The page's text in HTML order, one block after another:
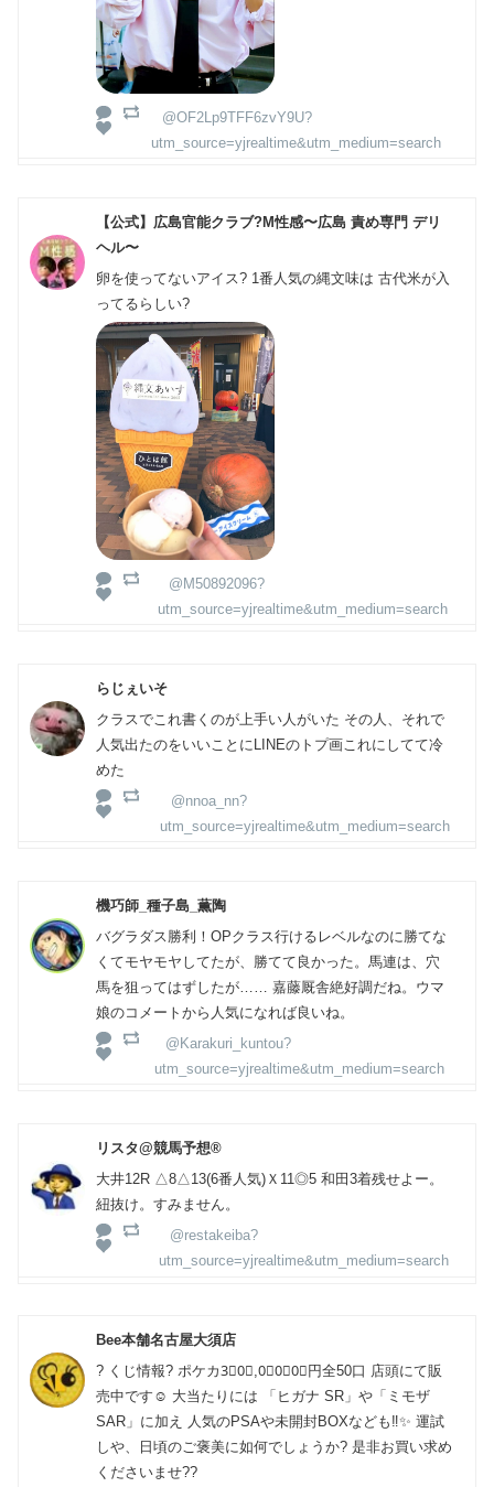
@OF2Lp9TFF6zvY9U?
utm_source=yjrealtime&utm_medium=search
【公式】広島官能クラブ?M性感〜広島 責め専門 デリ
ヘル〜
卵を使ってないアイス? 1番人気の縄文味は 古代米が入
ってるらしい?
@M50892096?
utm_source=yjrealtime&utm_medium=search
らじぇいそ
クラスでこれ書くのが上手い人がいた その人、それで
人気出たのをいいことにLINEのトプ画これにしてて冷
めた
@nnoa_nn?
utm_source=yjrealtime&utm_medium=search
機巧師_種子島_薫陶
バグラダス勝利！OPクラス行けるレベルなのに勝てな
くてモヤモヤしてたが、勝てて良かった。馬連は、穴
馬を狙ってはずしたが…… 嘉藤厩舎絶好調だね。ウマ
娘のコメートから人気になれば良いね。
@Karakuri_kuntou?
utm_source=yjrealtime&utm_medium=search
リスタ@競馬予想®️
大井12R △8△13(6番人気)Ｘ11◎5 和田3着残せよー。
紐抜け。すみません。
@restakeiba?
utm_source=yjrealtime&utm_medium=search
Bee本舗名古屋大須店
? くじ情報? ポケカ3⃣0⃣,0⃣0⃣0⃣円全50口 店頭にて販
売中です☺️ 大当たりには 「ヒガナ SR」や「ミモザ
SAR」に加え 人気のPSAや未開封BOXなども‼️✨ 運試
しや、日頃のご褒美に如何でしょうか? 是非お買い求め
くださいませ??